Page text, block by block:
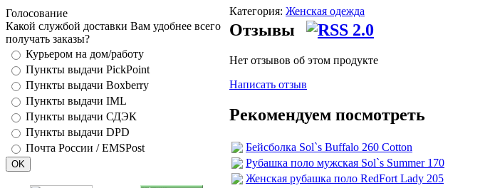
Голосование
Какой службой доставки Вам удобнее всего
получать заказы?
Курьером на дом/работу
Пункты выдачи PickPoint
Пункты выдачи Boxberry
Пункты выдачи IML
Пункты выдачи СДЭК
Пункты выдачи DPD
Почта России / EMSPost
Категория: Женская одежда
Отзывы
Нет отзывов об этом продукте
Написать отзыв
Рекомендуем посмотреть
Бейсболка Sol`s Buffalo 260 Cotton
Рубашка поло мужская Sol`s Summer 170
Женская рубашка поло RedFort Lady 205